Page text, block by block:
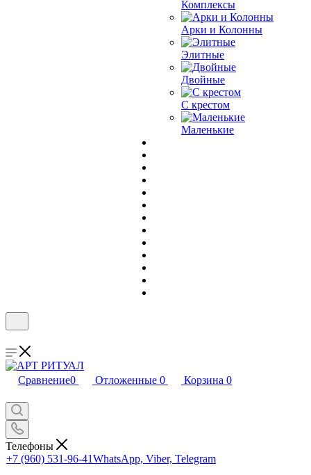
Комплексы
Арки и Колонны
Элитные
Двойные
С крестом
Маленькие
Сравнение0 Отложенные 0 Корзина 0
Телефоны
+7 (960) 531-96-41WhatsApp, Viber, Telegram